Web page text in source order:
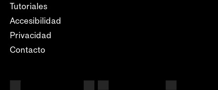
Tutoriales
Accesibilidad
Privacidad
Contacto